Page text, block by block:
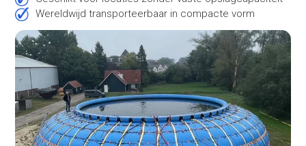
Wereldwijd transporteerbaar in compacte vorm